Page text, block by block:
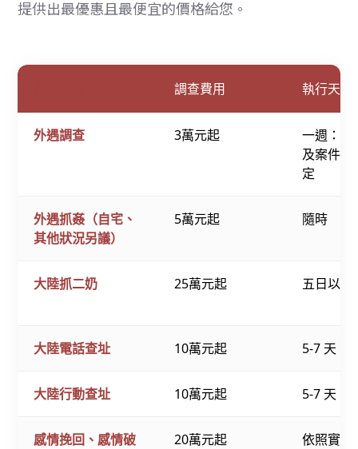
提供出最優惠且最便宜的價格給您。
調查費用 執行天數
外遇調查 3萬元起
一週：視
及案件需
定
外遇抓姦（自宅、
其他狀況另議）
5萬元起 隨時
大陸抓二奶 25萬元起 五日以上
大陸電話查址 10萬元起 5-7 天
大陸行動查址 10萬元起 5-7 天
感情挽回、感情破
20萬元起
依照實際